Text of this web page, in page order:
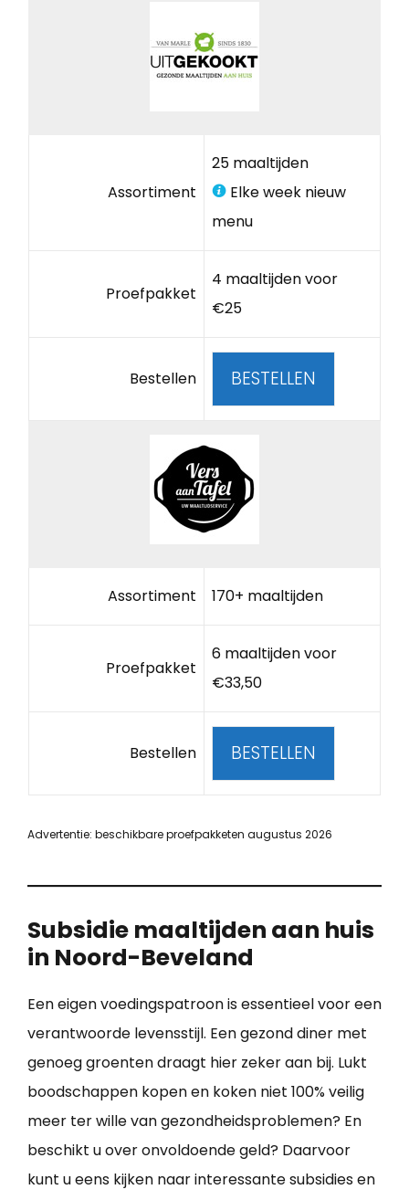
Assortiment
25 maaltijden
Elke week nieuw
menu
Proefpakket
4 maaltijden voor
€25
Bestellen BESTELLEN
Assortiment 170+ maaltijden
Proefpakket
6 maaltijden voor
€33,50
Bestellen BESTELLEN
Advertentie: beschikbare proefpakketen augustus 2026
Subsidie maaltijden aan huis
in Noord-Beveland
Een eigen voedingspatroon is essentieel voor een
verantwoorde levensstijl. Een gezond diner met
genoeg groenten draagt hier zeker aan bij. Lukt
boodschappen kopen en koken niet 100% veilig
meer ter wille van gezondheidsproblemen? En
beschikt u over onvoldoende geld? Daarvoor
kunt u eens kijken naar interessante subsidies en